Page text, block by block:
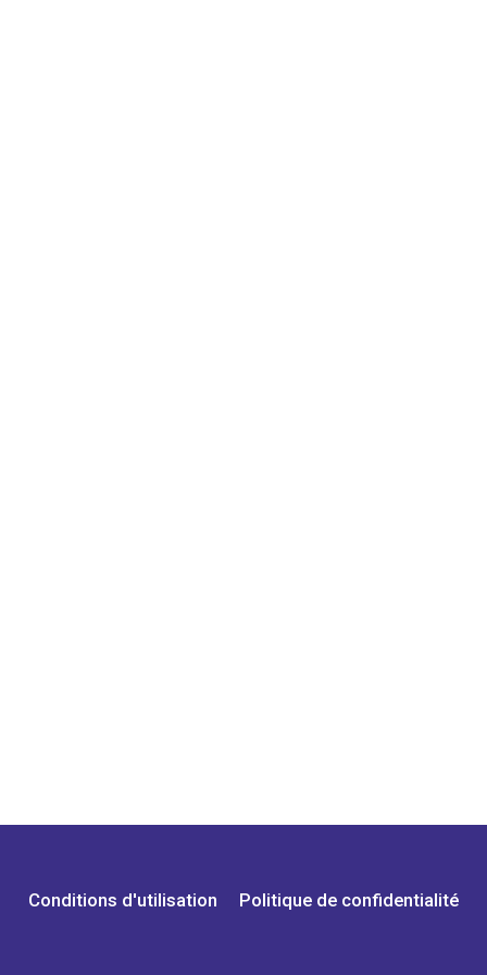
Conditions d'utilisation Politique de confidentialité